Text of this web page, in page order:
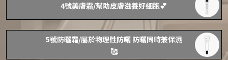
4號美膚霜/幫助皮膚滋養好細胞💕
5號防曬霜/屬於物理性防曬 防曬同時兼保濕
🥰